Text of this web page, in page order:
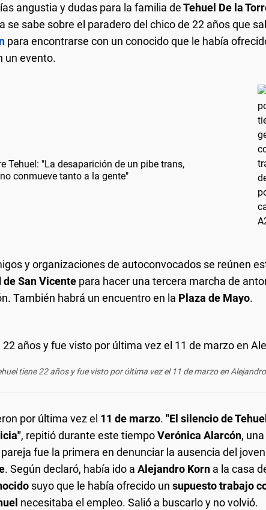
angustia y dudas para la familia deTehuel De la
se sabe sobre el paradero del chico de 22 años que
para encontrarse con un conocido que le había
un evento.
Tehuel: "La desaparición de un pibe trans,
conmueve tanto a la gente"
y organizaciones de autoconvocados se reúnen
San Vicente para hacer una tercera marcha de
También habrá un encuentro en la Plaza de Mayo.
tiene 22 años y fue visto por última vez el 11 de marzo en
por última vez el 11 de marzo. "El silencio de
, repitió durante este tiempoVerónica Alarcón,
fue la primera en denunciar la ausencia del
. Según declaró, había ido a Alejandro Korn a la casa
suyo que le había ofrecido un supuesto trabajo
necesitaba el empleo. Salió a buscarlo y no volvió.